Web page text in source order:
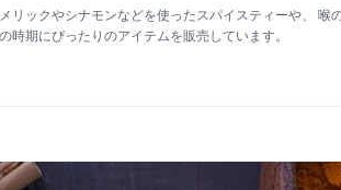
リックやシナモンなどを使ったスパイスティーや、 喉
時期にぴったりのアイテムを販売しています。